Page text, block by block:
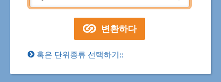
혹은 단위종류 선택하기::